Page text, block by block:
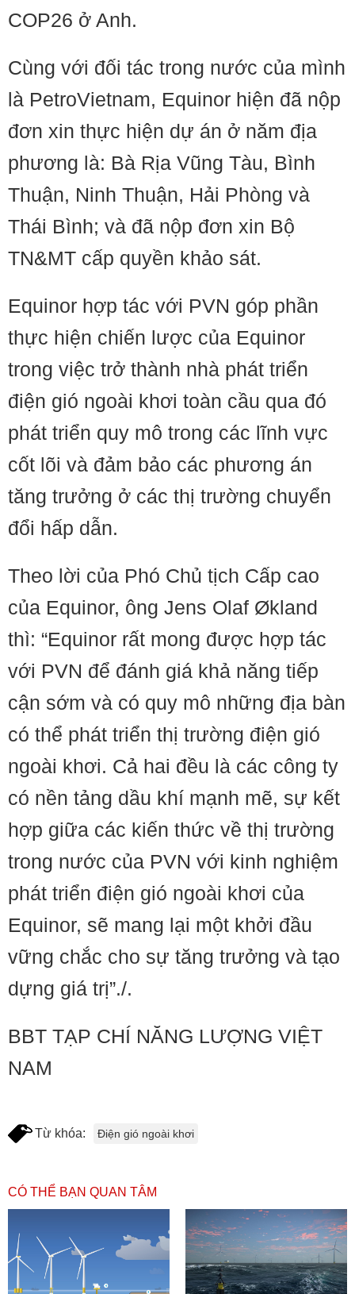
COP26 ở Anh.
Cùng với đối tác trong nước của mình
là PetroVietnam, Equinor hiện đã nộp
đơn xin thực hiện dự án ở năm địa
phương là: Bà Rịa Vũng Tàu, Bình
Thuận, Ninh Thuận, Hải Phòng và
Thái Bình; và đã nộp đơn xin Bộ
TN&MT cấp quyền khảo sát.
Equinor hợp tác với PVN góp phần
thực hiện chiến lược của Equinor
trong việc trở thành nhà phát triển
điện gió ngoài khơi toàn cầu qua đó
phát triển quy mô trong các lĩnh vực
cốt lõi và đảm bảo các phương án
tăng trưởng ở các thị trường chuyển
đổi hấp dẫn.
Theo lời của Phó Chủ tịch Cấp cao
của Equinor, ông Jens Olaf Økland
thì: “Equinor rất mong được hợp tác
với PVN để đánh giá khả năng tiếp
cận sớm và có quy mô những địa bàn
có thể phát triển thị trường điện gió
ngoài khơi. Cả hai đều là các công ty
có nền tảng dầu khí mạnh mẽ, sự kết
hợp giữa các kiến thức về thị trường
trong nước của PVN với kinh nghiệm
phát triển điện gió ngoài khơi của
Equinor, sẽ mang lại một khởi đầu
vững chắc cho sự tăng trưởng và tạo
dựng giá trị”./.
BBT TẠP CHÍ NĂNG LƯỢNG VIỆT
NAM
Từ khóa: Điện gió ngoài khơi
CÓ THỂ BẠN QUAN TÂM